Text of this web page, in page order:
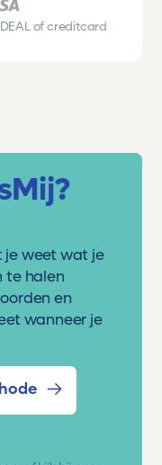
of creditcard
je weet wat je
te halen
en
wanneer je